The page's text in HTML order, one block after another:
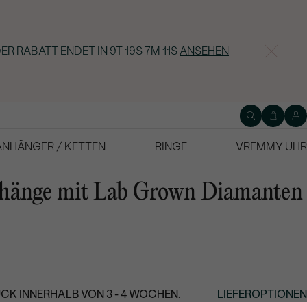
RABATT ENDET IN 9T 19S 7M 10S ANSEHEN
/ KETTEN RINGE
VREMMY UHR
mit Lab Grown Diamanten
INNERHALB VON 3 - 4 WOCHEN. LIEFEROPTIONEN